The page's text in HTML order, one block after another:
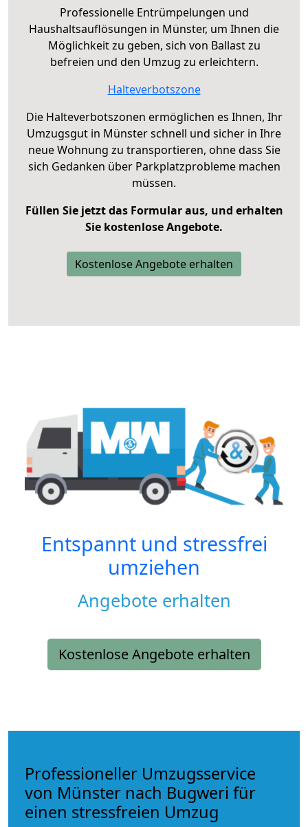
Professionelle Entrümpelungen und
Haushaltsauflösungen in Münster, um Ihnen die
Möglichkeit zu geben, sich von Ballast zu
befreien und den Umzug zu erleichtern.
Halteverbotszone
Die Halteverbotszonen ermöglichen es Ihnen, Ihr
Umzugsgut in Münster schnell und sicher in Ihre
neue Wohnung zu transportieren, ohne dass Sie
sich Gedanken über Parkplatzprobleme machen
müssen.
Füllen Sie jetzt das Formular aus, und erhalten
Sie kostenlose Angebote.
Kostenlose Angebote erhalten
Entspannt und stressfrei
umziehen
Angebote erhalten
Kostenlose Angebote erhalten
Professioneller Umzugsservice
von Münster nach Bugweri für
einen stressfreien Umzug